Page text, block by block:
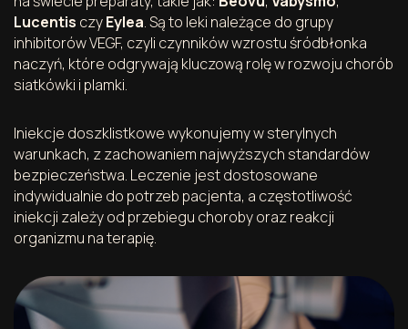
Lucentis czyEylea. Są to leki należące do grupy
inhibitorów VEGF, czyli czynników wzrostu śródbłonka
naczyń, które odgrywają kluczową rolę w rozwoju chorób
siatkówki i plamki.
Iniekcje doszklistkowe wykonujemy w sterylnych
warunkach, z zachowaniem najwyższych standardów
bezpieczeństwa. Leczenie jest dostosowane
indywidualnie do potrzeb pacjenta, a częstotliwość
iniekcji zależy od przebiegu choroby oraz reakcji
organizmu na terapię.